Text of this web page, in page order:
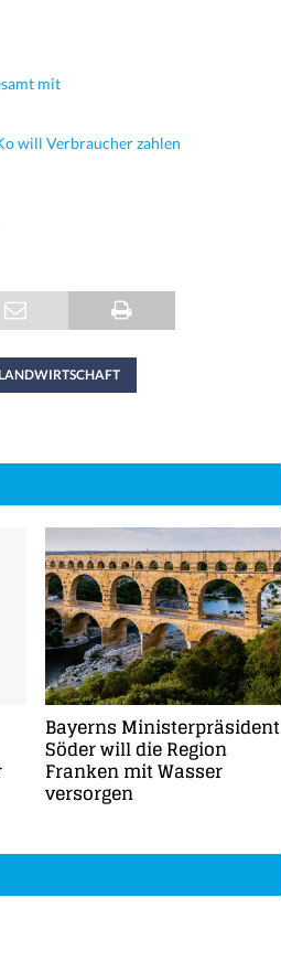
mit
will Verbraucher zahlen
Bayerns Ministerpräsident
Söder will die Region
Franken mit Wasser
versorgen